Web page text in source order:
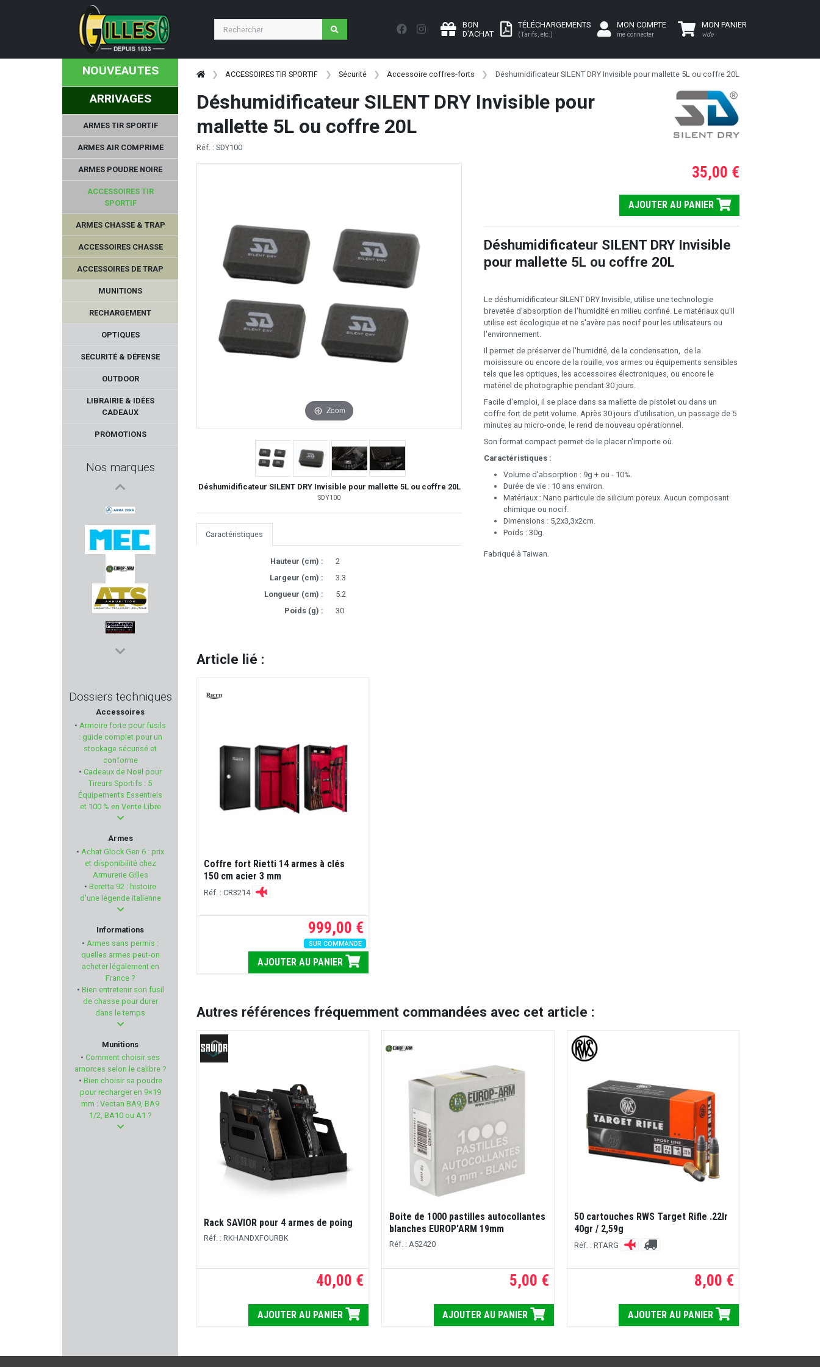
BON
D'ACHAT
TÉLÉCHARGEMENTS
(Tarifs, etc.)
MON COMPTE
me connecter
MON PANIER
vide
NOUVEAUTES
ARRIVAGES
ARMES TIR SPORTIF
ARMES AIR COMPRIME
ARMES POUDRE NOIRE
ACCESSOIRES TIR
SPORTIF
ARMES CHASSE & TRAP
ACCESSOIRES CHASSE
ACCESSOIRES DE TRAP
MUNITIONS
RECHARGEMENT
OPTIQUES
SÉCURITÉ & DÉFENSE
OUTDOOR
LIBRAIRIE & IDÉES
CADEAUX
PROMOTIONS
Nos marques
MIROKU
ARMA ZEKA
MEC
EUROP ARM
ATS AMMUNITION
PREDATOR
DELORY BRUMARD
CYTAC
NOSLER
ANSCHÜTZ
AIMPOINT
KHAN ARMS
PARD
Primary Arms
COMPANY ANIMALS'
FRANKFORD ARSENAL
TANFOGLIO
BENETT
BO MANUFACTURE
Dossiers techniques
Accessoires
• Armoire forte pour fusils
: guide complet pour un
stockage sécurisé et
conforme
• Cadeaux de Noël pour
Tireurs Sportifs : 5
Équipements Essentiels
et 100 % en Vente Libre
Armes
• Achat Glock Gen 6 : prix
et disponibilité chez
Armurerie Gilles
• Beretta 92 : histoire
d'une légende italienne
Informations
• Armes sans permis :
quelles armes peut-on
acheter légalement en
France ?
• Bien entretenir son fusil
de chasse pour durer
dans le temps
Munitions
• Comment choisir ses
amorces selon le calibre ?
• Bien choisir sa poudre
pour recharger en 9×19
mm : Vectan BA9, BA9
1/2, BA10 ou A1 ?
ACCESSOIRES TIR SPORTIF Sécurité Accessoire coffres-forts Déshumidificateur SILENT DRY Invisible pour mallette 5L ou coffre 20L
Déshumidificateur SILENT DRY Invisible pour
mallette 5L ou coffre 20L
Réf. : SDY100
Zoom
Déshumidificateur SILENT DRY Invisible pour mallette 5L ou coffre 20L
SDY100
Caractéristiques
Hauteur (cm) :
2
Largeur (cm) :
3.3
Longueur (cm) :
5.2
Poids (g) :
30
35,00 €
AJOUTER AU PANIER
Déshumidificateur SILENT DRY Invisible
pour mallette 5L ou coffre 20L
Le déshumidificateur SILENT DRY Invisible, utilise une technologie
brevetée d'absorption de l'humidité en milieu confiné. Le matériaux qu'il
utilise est écologique et ne s'avère pas nocif pour les utilisateurs ou
l'environnement.
Il permet de préserver de l'humidité, de la condensation, de la
moisissure ou encore de la rouille, vos armes ou équipements sensibles
tels que les optiques, les accessoires électroniques, ou encore le
matériel de photographie pendant 30 jours.
Facile d'emploi, il se place dans sa mallette de pistolet ou dans un
coffre fort de petit volume. Après 30 jours d'utilisation, un passage de 5
minutes au micro-onde, le rend de nouveau opérationnel.
Son format compact permet de le placer n'importe où.
Caractéristiques :
Volume d'absorption : 9g + ou - 10%.
Durée de vie : 10 ans environ.
Matériaux : Nano particule de silicium poreux. Aucun composant
chimique ou nocif.
Dimensions : 5,2x3,3x2cm.
Poids : 30g.
Fabriqué à Taiwan.
Article lié :
Coffre fort Rietti 14 armes à clés
150 cm acier 3 mm
Réf. : CR3214
999,00 €
SUR COMMANDE
AJOUTER AU PANIER
Autres références fréquemment commandées avec cet article :
Rack SAVIOR pour 4 armes de poing
Réf. : RKHANDXFOURBK
40,00 €
AJOUTER AU PANIER
Boite de 1000 pastilles autocollantes
blanches EUROP'ARM 19mm
Réf. : A52420
5,00 €
AJOUTER AU PANIER
50 cartouches RWS Target Rifle .22lr
40gr / 2,59g
Réf. : RTARG
8,00 €
AJOUTER AU PANIER